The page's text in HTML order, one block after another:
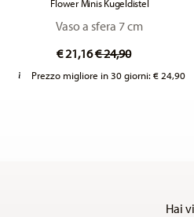
Flower Minis Kugeldistel
Vaso a sfera 7 cm
€ 21,16Price reduced from
€ 24,90to
Prezzo migliore in 30 giorni:€ 24,90
Hai